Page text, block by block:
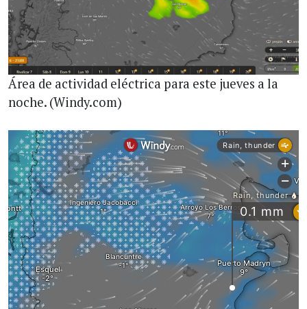
Área de actividad eléctrica para este jueves a la
noche. (Windy.com)